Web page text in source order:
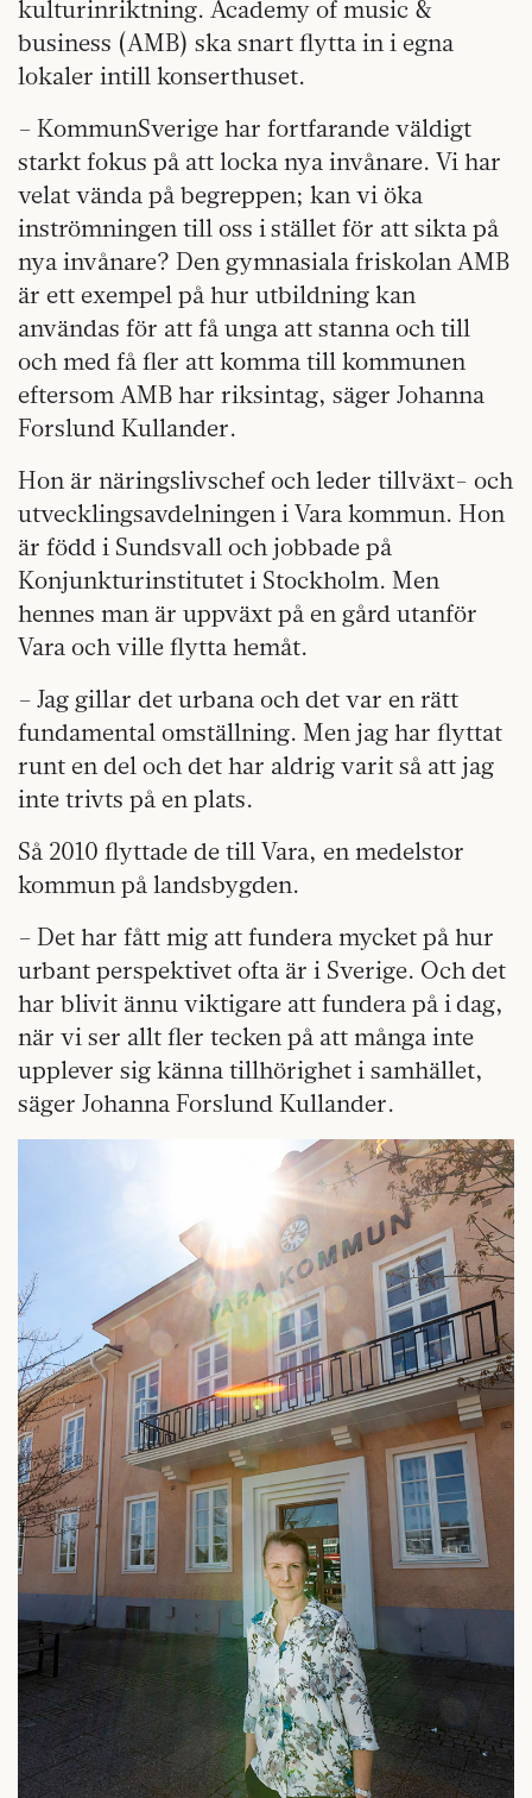
kulturinriktning. Academy of music &
business (AMB) ska snart flytta in i egna
lokaler intill konserthuset.
– KommunSverige har fortfarande väldigt
starkt fokus på att locka nya invånare. Vi har
velat vända på begreppen; kan vi öka
inströmningen till oss i stället för att sikta på
nya invånare? Den gymnasiala friskolan AMB
är ett exempel på hur utbildning kan
användas för att få unga att stanna och till
och med få fler att komma till kommunen
eftersom AMB har riksintag, säger Johanna
Forslund Kullander.
Hon är näringslivschef och leder tillväxt- och
utvecklingsavdelningen i Vara kommun. Hon
är född i Sundsvall och jobbade på
Konjunkturinstitutet i Stockholm. Men
hennes man är uppväxt på en gård utanför
Vara och ville flytta hemåt.
– Jag gillar det urbana och det var en rätt
fundamental omställning. Men jag har flyttat
runt en del och det har aldrig varit så att jag
inte trivts på en plats.
Så 2010 flyttade de till Vara, en medelstor
kommun på landsbygden.
– Det har fått mig att fundera mycket på hur
urbant perspektivet ofta är i Sverige. Och det
har blivit ännu viktigare att fundera på i dag,
när vi ser allt fler tecken på att många inte
upplever sig känna tillhörighet i samhället,
säger Johanna Forslund Kullander.